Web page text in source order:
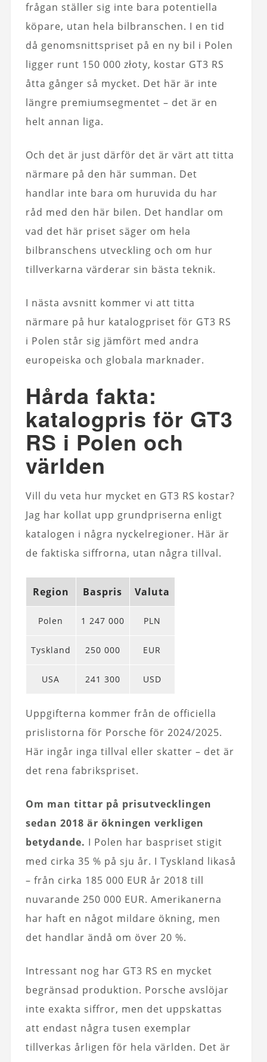
frågan ställer sig inte bara potentiella
köpare, utan hela bilbranschen. I en tid
då genomsnittspriset på en ny bil i Polen
ligger runt 150 000 złoty, kostar GT3 RS
åtta gånger så mycket. Det här är inte
längre premiumsegmentet – det är en
helt annan liga.
Och det är just därför det är värt att titta
närmare på den här summan. Det
handlar inte bara om huruvida du har
råd med den här bilen. Det handlar om
vad det här priset säger om hela
bilbranschens utveckling och om hur
tillverkarna värderar sin bästa teknik.
I nästa avsnitt kommer vi att titta
närmare på hur katalogpriset för GT3 RS
i Polen står sig jämfört med andra
europeiska och globala marknader.
Hårda fakta:
katalogpris för GT3
RS i Polen och
världen
Vill du veta hur mycket en GT3 RS kostar?
Jag har kollat upp grundpriserna enligt
katalogen i några nyckelregioner. Här är
de faktiska siffrorna, utan några tillval.
Region Baspris Valuta
Polen 1 247 000 PLN
Tyskland 250 000 EUR
USA 241 300 USD
Uppgifterna kommer från de officiella
prislistorna för Porsche för 2024/2025.
Här ingår inga tillval eller skatter – det är
det rena fabrikspriset.
Om man tittar på prisutvecklingen
sedan 2018 är ökningen verkligen
betydande. I Polen har baspriset stigit
med cirka 35 % på sju år. I Tyskland likaså
– från cirka 185 000 EUR år 2018 till
nuvarande 250 000 EUR. Amerikanerna
har haft en något mildare ökning, men
det handlar ändå om över 20 %.
Intressant nog har GT3 RS en mycket
begränsad produktion. Porsche avslöjar
inte exakta siffror, men det uppskattas
att endast några tusen exemplar
tillverkas årligen för hela världen. Det är